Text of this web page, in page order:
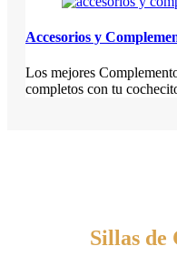
Accesorios y
Los mejores
completos con tu
Sillas de